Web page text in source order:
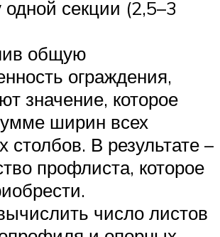
секции (2,5–3
общую
ограждения,
значение, которое
ширин всех
столбов. В результате –
профлиста, которое
число листов